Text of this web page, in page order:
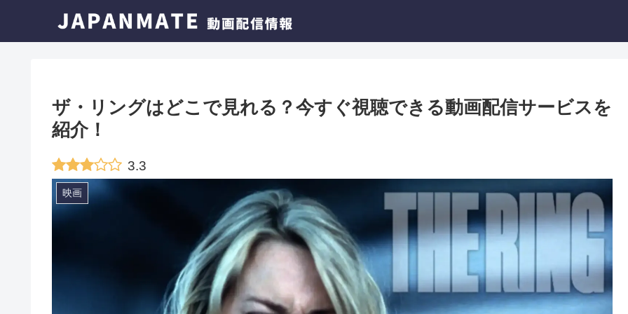
ザ・リングはどこで見れる？今すぐ視聴できる動画配信サービスを
紹介！
3.3
映画